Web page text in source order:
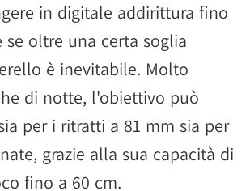
in digitale addirittura fino
se oltre una certa soglia
è inevitabile. Molto
di notte, l'obiettivo può
per i ritratti a 81 mm sia per
grazie alla sua capacità di
fino a 60 cm.